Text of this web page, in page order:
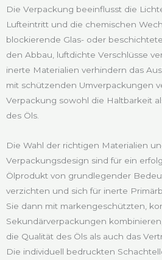
Die Verpackung beeinflusst die
Lufteintritt und die chemischen
blockierende Glas- oder
den Abbau, luftdichte Verschlüsse
inerte Materialien verhindern das
mit schützenden Umverpackungen
Verpackung sowohl die Haltbarkeit
des Öls.
Die Wahl der richtigen Materialien
Verpackungsdesign sind für ein
Ölprodukt von grundlegender
verzichten und sich für inerte
Sie dann mit markengeschützten,
Sekundärverpackungen
die Qualität des Öls als auch das
Die individuell bedruckten